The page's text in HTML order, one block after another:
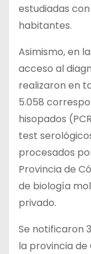
estudiadas
habitantes.
Asimismo, en
acceso al
realizaron en
5.058
hisopados
test
procesados
Provincia de
de biología
privado.
Se notificaron
la provincia de